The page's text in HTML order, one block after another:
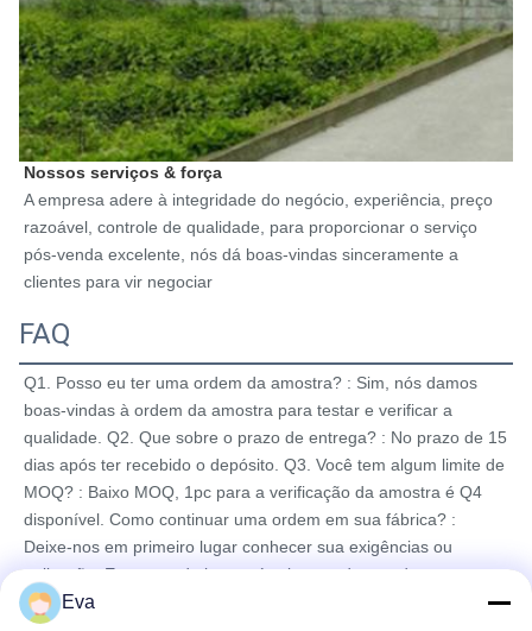
Nossos serviços & força
A empresa adere à integridade do negócio, experiência, preço
razoável, controle de qualidade, para proporcionar o serviço
pós-venda excelente, nós dá boas-vindas sinceramente a
clientes para vir negociar
FAQ
Q1. Posso eu ter uma ordem da amostra? : Sim, nós damos
boas-vindas à ordem da amostra para testar e verificar a
qualidade. Q2. Que sobre o prazo de entrega? : No prazo de 15
dias após ter recebido o depósito. Q3. Você tem algum limite de
MOQ? : Baixo MOQ, 1pc para a verificação da amostra é Q4
disponível. Como continuar uma ordem em sua fábrica? :
Deixe-nos em primeiro lugar conhecer sua exigências ou
aplicação. Em segundo lugar nós citamos de acordo com suas
exigências ou nossas sugestões. Em terceiro lugar o cliente
Eva